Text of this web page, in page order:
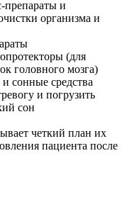
препараты и
организма и
(для
головного мозга)
сонные средства
и погрузить
сон
четкий план их
пациента после